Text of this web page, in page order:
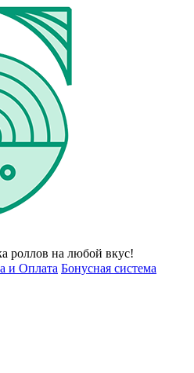
роллов на любой вкус!
и Оплата Бонусная система